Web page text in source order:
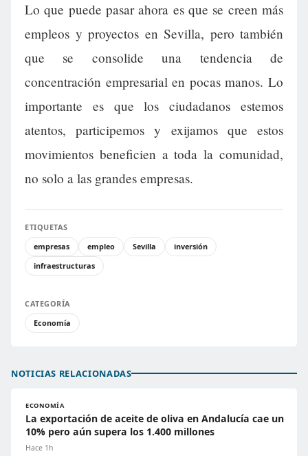
Lo que puede pasar ahora es que se creen más
empleos y proyectos en Sevilla, pero también
que se consolide una tendencia de
concentración empresarial en pocas manos. Lo
importante es que los ciudadanos estemos
atentos, participemos y exijamos que estos
movimientos beneficien a toda la comunidad,
no solo a las grandes empresas.
ETIQUETAS
empresas
empleo Sevilla
inversión
infraestructuras
CATEGORÍA
Economía
NOTICIAS RELACIONADAS
ECONOMÍA
La exportación de aceite de oliva en Andalucía cae un
10% pero aún supera los 1.400 millones
Hace 1h